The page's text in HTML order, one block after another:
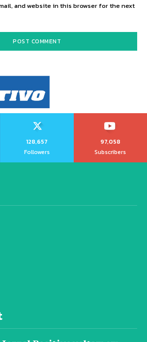
and website in this browser for the next
128,657
Followers
97,058
Subscribers